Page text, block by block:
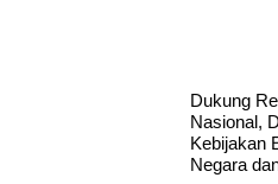
Dukung
Nasional,
Kebijakan
Negara